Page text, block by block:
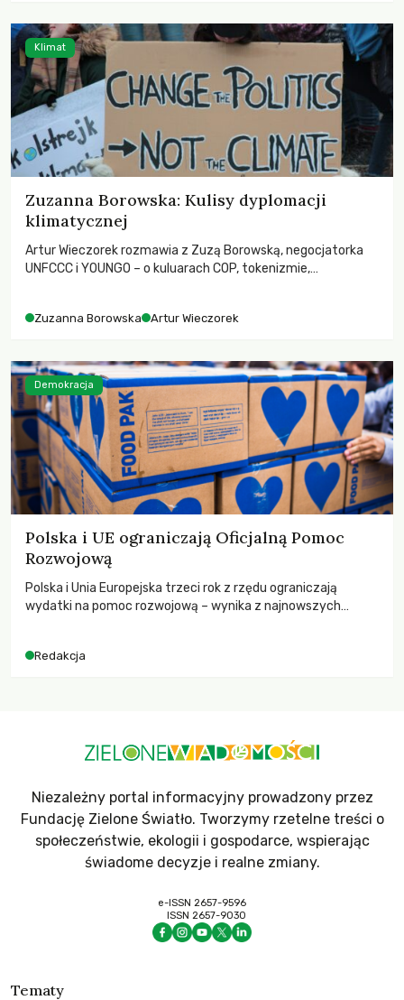
Zuzanna Borowska: Kulisy dyplomacji
klimatycznej
Artur Wieczorek rozmawia z Zuzą Borowską, negocjatorka
UNFCCC i YOUNGO – o kuluarach COP, tokenizmie,
Zuzanna Borowska Artur Wieczorek
Klimat
Polska i UE ograniczają Oficjalną Pomoc
Rozwojową
Polska i Unia Europejska trzeci rok z rzędu ograniczają
wydatki na pomoc rozwojową – wynika z najnowszych
odnotowano największe tąpnięcie ODA w historii. Jakie będą
Redakcja
Demokracja
Niezależny portal informacyjny prowadzony przez
Fundację Zielone Światło. Tworzymy rzetelne treści o
społeczeństwie, ekologii i gospodarce, wspierając
świadome decyzje i realne zmiany.
e-ISSN 2657-9596
ISSN 2657-9030
Tematy